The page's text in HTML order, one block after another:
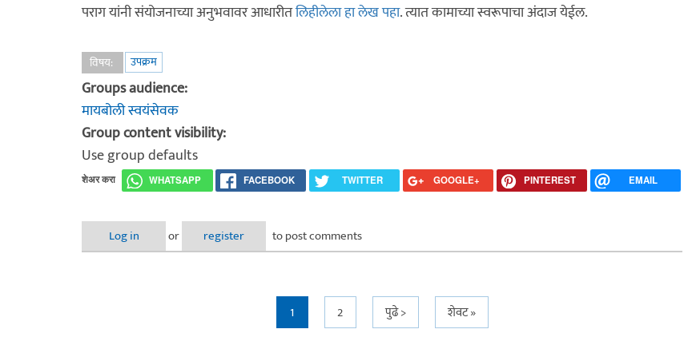
पराग यांनी संयोजनाच्या अनुभवावर आधारीतलिहीलेला हा लेख पहा. त्यात कामाच्या स्वरूपाचा अंदाज येईल.
विषय: उपक्रम
Groups audience:
मायबोली स्वयंसेवक
Group content visibility:
Use group defaults
शेअर करा WHATSAPP FACEBOOK TWITTER GOOGLE+ PINTEREST EMAIL
Log in or register to post comments
1 2 पुढे > शेवट »